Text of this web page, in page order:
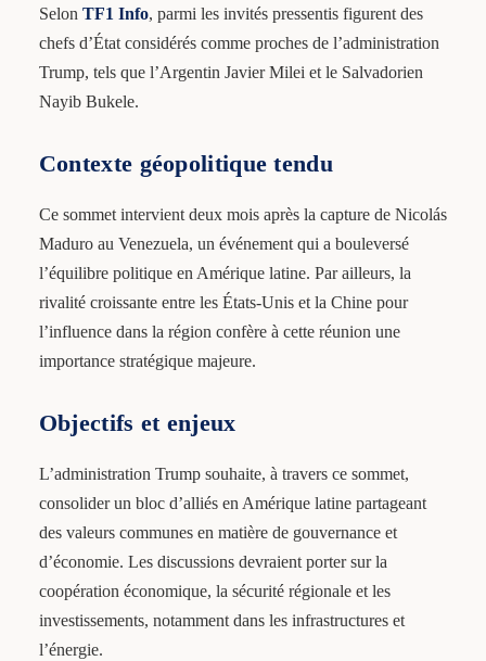
Selon TF1 Info, parmi les invités pressentis figurent des
chefs d’État considérés comme proches de l’administration
Trump, tels que l’Argentin Javier Milei et le Salvadorien
Nayib Bukele.
Contexte géopolitique tendu
Ce sommet intervient deux mois après la capture de Nicolás
Maduro au Venezuela, un événement qui a bouleversé
l’équilibre politique en Amérique latine. Par ailleurs, la
rivalité croissante entre les États-Unis et la Chine pour
l’influence dans la région confère à cette réunion une
importance stratégique majeure.
Objectifs et enjeux
L’administration Trump souhaite, à travers ce sommet,
consolider un bloc d’alliés en Amérique latine partageant
des valeurs communes en matière de gouvernance et
d’économie. Les discussions devraient porter sur la
coopération économique, la sécurité régionale et les
investissements, notamment dans les infrastructures et
l’énergie.